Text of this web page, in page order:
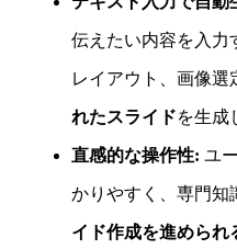
伝えたい内容を入力
レイアウト、画像選
れたスライドを生成
直感的な操作性: ユ
かりやすく、専門知
イド作成を進められ